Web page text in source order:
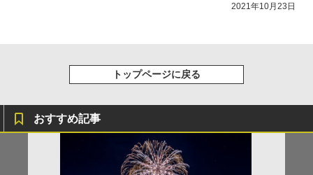
2021年10月23日
トップページに戻る
おすすめ記事